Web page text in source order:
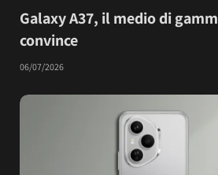
Galaxy A37, il medio di
convince
06/07/2026